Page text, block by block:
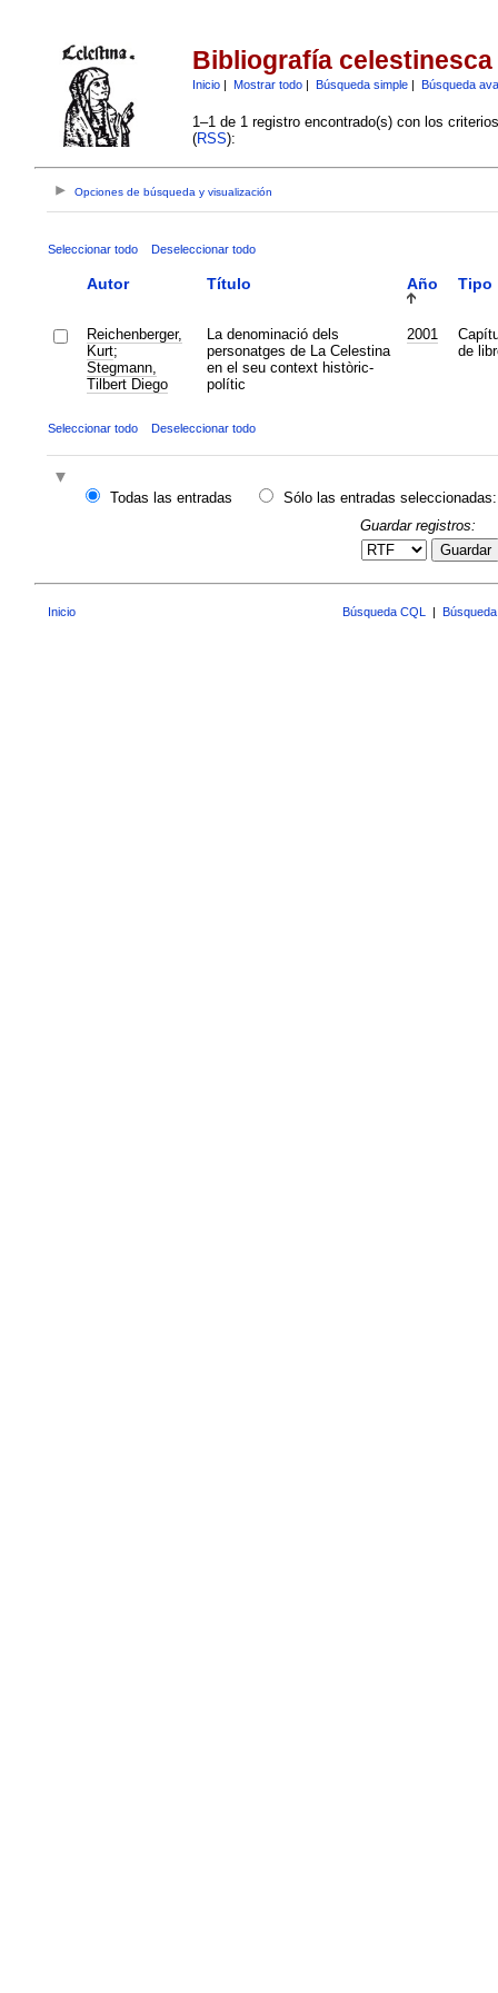
Bibliografía celestinesca
Inicio| Mostrar todo| Búsqueda simple| Búsqueda
1–1 de 1 registro encontrado(s) con los
(RSS):
Opciones de búsqueda y visualización
Seleccionar todo Deseleccionar todo
Autor Título Año Tipo
Reichenberger,
Kurt;
Stegmann,
Tilbert Diego
La denominació dels
personatges de La Celestina
en el seu context històric-
polític
2001
de
Seleccionar todo Deseleccionar todo
Todas las entradas
Sólo las entradas seleccionadas:
Guardar registros:
Guardar
Inicio Búsqueda CQL